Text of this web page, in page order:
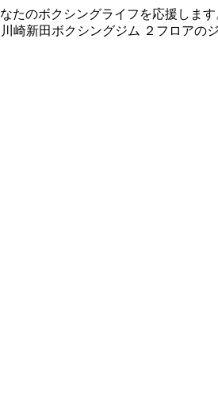
たのボクシングライフを応援します
崎新田ボクシングジム ２フロアのジ